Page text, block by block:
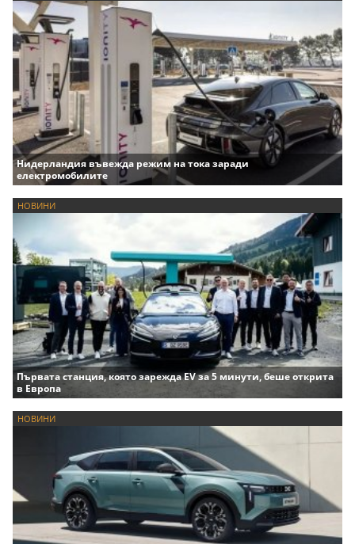
Нидерландия въвежда режим на тока заради
електромобилите
НОВИНИ
Първата станция, която зарежда EV за 5 минути, беше открита
в Европа
НОВИНИ